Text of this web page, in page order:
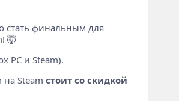
стать финальным для
🤯
PC и Steam).
на Steam стоит со скидкой